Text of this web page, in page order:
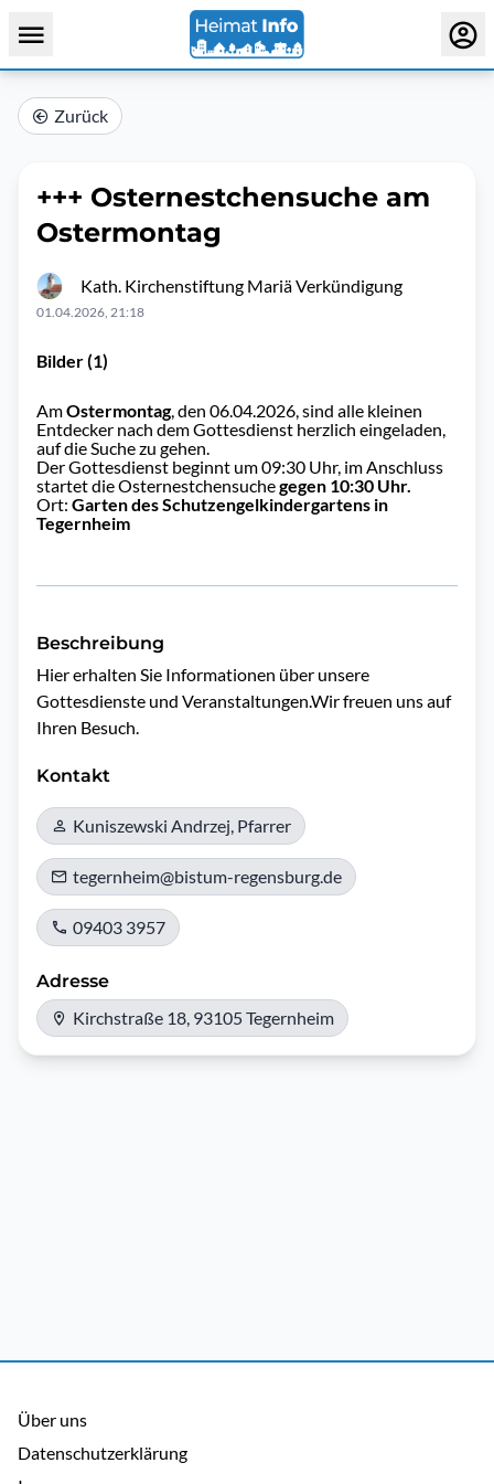
Zurück
+++ Osternestchensuche am
Ostermontag
Kath. Kirchenstiftung Mariä Verkündigung
01.04.2026, 21:18
Bilder (1)
AmOstermontag, den 06.04.2026, sind alle kleinen
Entdecker nach dem Gottesdienst herzlich eingeladen,
auf die Suche zu gehen.
Der Gottesdienst beginnt um 09:30 Uhr, im Anschluss
startet die Osternestchensuchegegen 10:30 Uhr.
Ort: Garten des Schutzengelkindergartens in
Tegernheim
Beschreibung
Hier erhalten Sie Informationen über unsere
Gottesdienste und Veranstaltungen.Wir freuen uns auf
Ihren Besuch.
Kontakt
Kuniszewski Andrzej, Pfarrer
tegernheim@bistum-regensburg.de
09403 3957
Adresse
Kirchstraße 18, 93105 Tegernheim
Über uns
Datenschutzerklärung